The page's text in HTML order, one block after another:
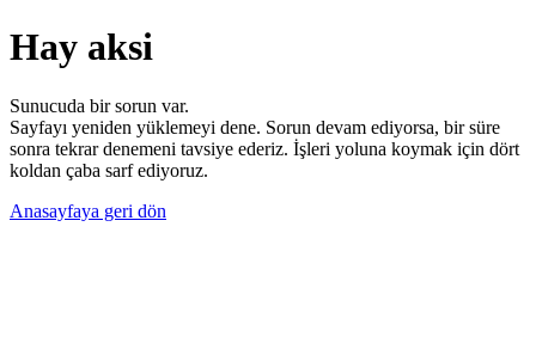
Hay aksi
Sunucuda bir sorun var.
Sayfayı yeniden yüklemeyi dene. Sorun devam ediyorsa, bir süre
sonra tekrar denemeni tavsiye ederiz. İşleri yoluna koymak için dört
koldan çaba sarf ediyoruz.
Anasayfaya geri dön